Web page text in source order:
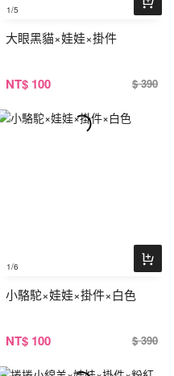
1/5
大眼黑貓×娃娃×掛件
NT$ 100 $ 390
1/6
小駱駝×娃娃×掛件×白色
NT$ 100 $ 390